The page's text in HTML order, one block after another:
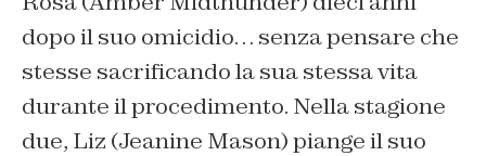
dopo il suo omicidio… senza pensare che
stesse sacrificando la sua stessa vita
durante il procedimento. Nella stagione
due, Liz (Jeanine Mason) piange il suo